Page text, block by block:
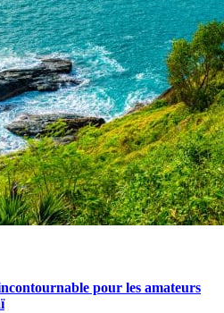
pour les amateurs